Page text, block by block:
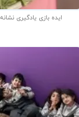
ایده بازی یادگیری